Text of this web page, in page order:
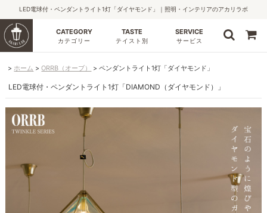
LED電球付・ペンダントライト1灯「ダイヤモンド」｜照明・インテリアのアカリラボ
CATEGORY
カテゴリー
TASTE
テイスト別
SERVICE
サービス
ホーム ORRB（オーブ） ペンダントライト1灯「ダイヤモンド」
LED電球付・ペンダントライト1灯「DIAMOND（ダイヤモンド）」